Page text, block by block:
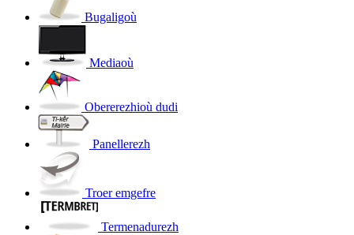
Bugaligoù
Mediaoù
Obererezhioù dudi
Panellerezh
Troer emgefre
Termenadurezh